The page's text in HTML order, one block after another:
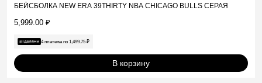
БЕЙСБОЛКА NEW ERA 39THIRTY NBA CHICAGO BULLS СЕРАЯ
5,999.00 ₽
4 платежа по 1,499.75 ₽
В корзину